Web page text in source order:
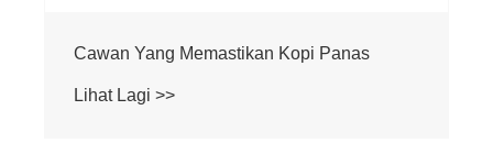
Cawan Yang Memastikan Kopi Panas
Lihat Lagi >>